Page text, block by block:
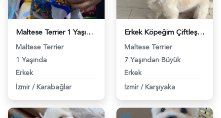
Maltese Terrier 1 Yaşında Eş Arıyor - 118983975
Maltese Terrier
1 Yaşında
Erkek
İzmir / Karabağlar
Erkek Köpeğim Çiftleşmek İstiyor - 118983976
Maltese Terrier
7 Yaşından Büyük
Erkek
İzmir / Karşıyaka